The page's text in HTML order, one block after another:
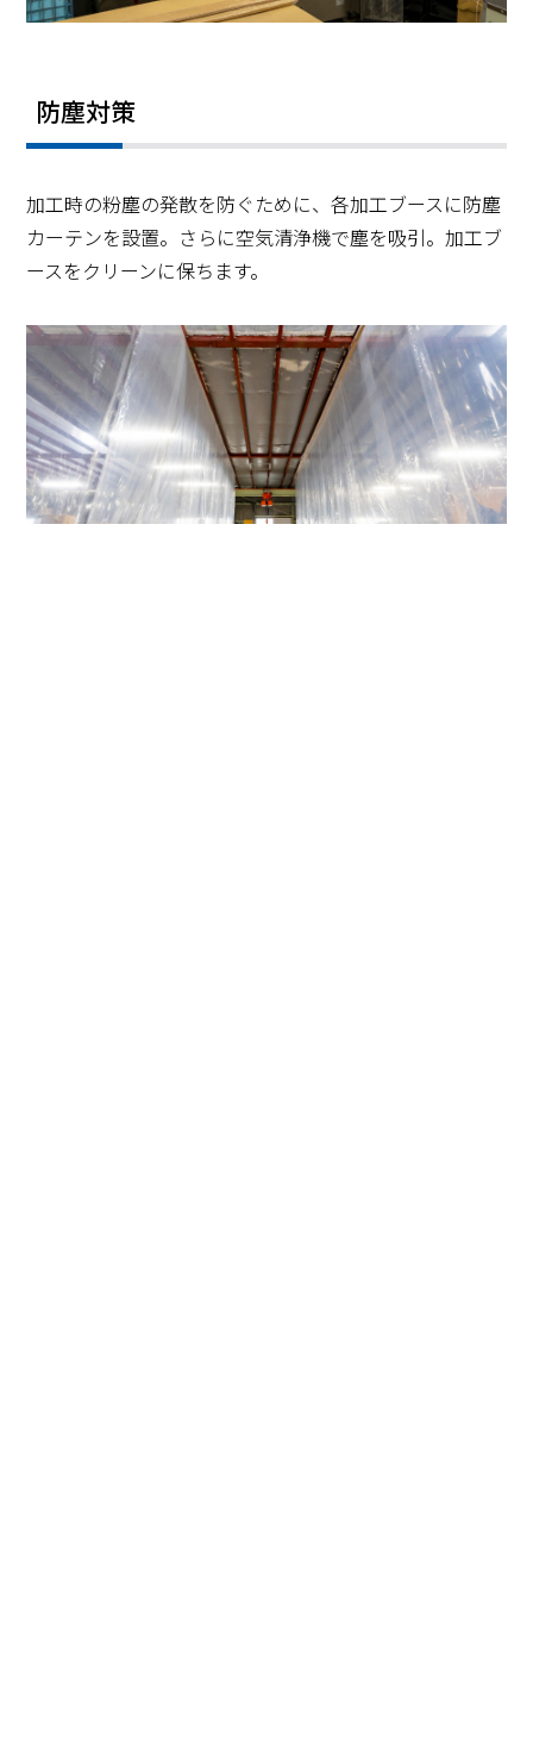
防塵対策
加工時の粉塵の発散を防ぐために、各加工ブースに防塵
カーテンを設置。さらに空気清浄機で塵を吸引。加工ブ
ースをクリーンに保ちます。